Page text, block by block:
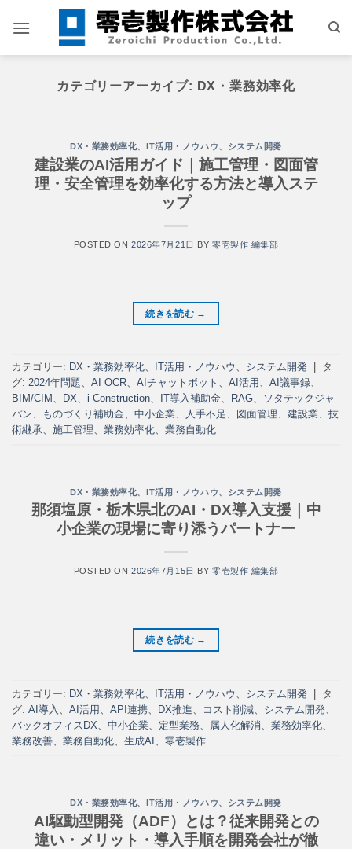
カテゴリーアーカイブ: DX・業務効率化
DX・業務効率化、IT活用・ノウハウ、 システム開発
建設業のAI活用ガイド｜施工管理・図面管
理・安全管理を効率化する方法と導入ステ
ップ
POSTED ON2026年7月21日 BY 零壱製作 編集部
続きを読む →
カテゴリー: DX・業務効率化 IT活用・ノウハウ システム開発
タ
グ: 2024年問題 AI OCR AIチャットボット AI活用 AI議事録
BIM/CIM
DX i-Construction IT導入補助金 RAG
ソタテックジャ
パン
ものづくり補助金 中小企業 人手不足 図面管理 建設業
技
術継承
施工管理 業務効率化 業務自動化
DX・業務効率化、IT活用・ノウハウ、 システム開発
那須塩原・栃木県北のAI・DX導入支援｜中
小企業の現場に寄り添うパートナー
POSTED ON2026年7月15日 BY 零壱製作 編集部
続きを読む →
カテゴリー: DX・業務効率化 IT活用・ノウハウ システム開発 |
タ
グ: AI導入 AI活用 API連携 DX推進 コスト削減 システム開発
バックオフィスDX
中小企業 定型業務 属人化解消 業務効率化
業務改善
業務自動化 生成AI 零壱製作
DX・業務効率化、 IT活用・ノウハウ、 システム開発
AI駆動型開発（ADF）とは？従来開発との
違い・メリット・導入手順を開発会社が徹